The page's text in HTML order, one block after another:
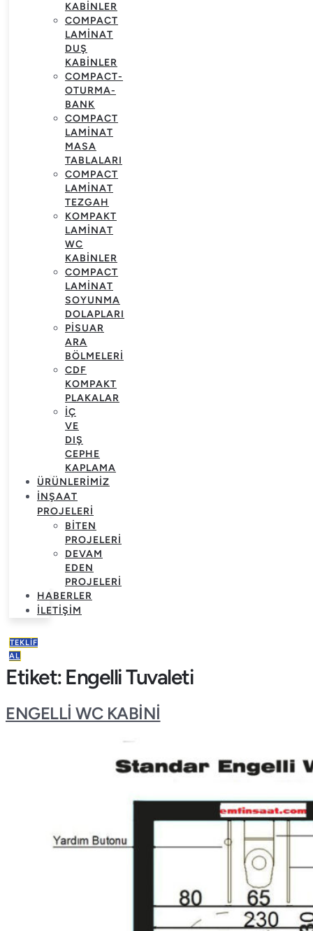
KABINLER
COMPACT
LAMINAT
DUŞ
KABINLER
COMPACT-
OTURMA-
BANK
COMPACT
LAMINAT
MASA
TABLALARI
COMPACT
LAMINAT
TEZGAH
KOMPAKT
LAMINAT
WC
KABINLER
COMPACT
LAMINAT
SOYUNMA
DOLAPLARI
PISUAR
ARA
BÖLMELERI
CDF
KOMPAKT
PLAKALAR
İÇ
VE
DIŞ
CEPHE
KAPLAMA
ÜRÜNLERIMIZ
İNŞAAT
PROJELERI
BITEN
PROJELERI
DEVAM
EDEN
PROJELERI
HABERLER
İLETIŞIM
TEKLIF
AL
Etiket:Engelli Tuvaleti
ENGELLİ WC KABİNİ